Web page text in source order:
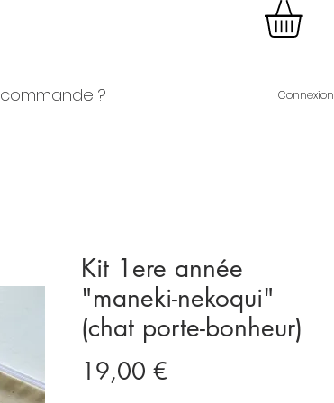
? Connexion
Kit 1ere année
"maneki-nekoqui"
(chat porte-bonheur)
19,00 €